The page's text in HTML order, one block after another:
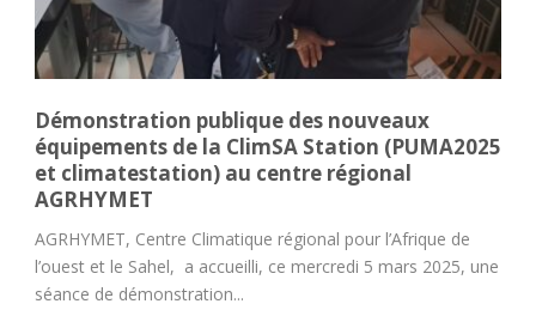
Démonstration publique des nouveaux
équipements de la ClimSA Station (PUMA2025
et climatestation) au centre régional
AGRHYMET
AGRHYMET, Centre Climatique régional pour l’Afrique de
l’ouest et le Sahel, a accueilli, ce mercredi 5 mars 2025, une
séance de démonstration...